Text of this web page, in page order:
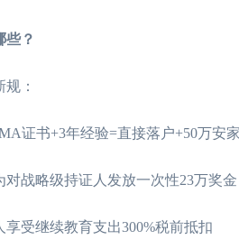
？
：
证书+3年经验=直接落户+50万安
战略级持证人发放一次性23万奖金
受继续教育支出300%税前抵扣